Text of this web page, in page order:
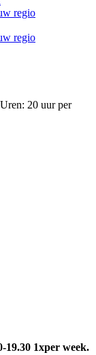
regio
regio
20 uur per
19.30 1xper week.